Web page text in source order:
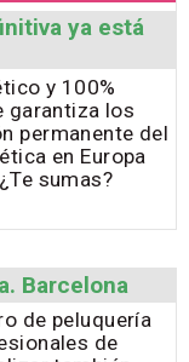
ya está
y 100%
garantiza los
permanente del
en Europa
sumas?
Barcelona
de peluquería
de